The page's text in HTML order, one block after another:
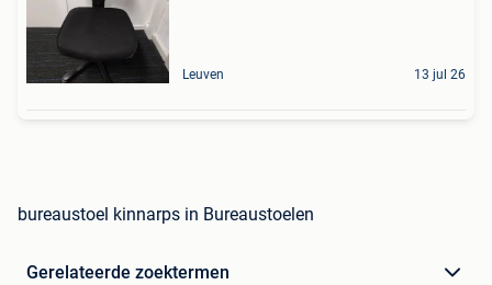
Leuven 13 jul 26
bureaustoel kinnarps in Bureaustoelen
Gerelateerde zoektermen